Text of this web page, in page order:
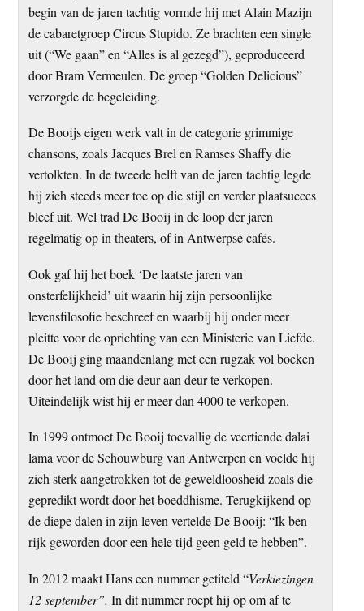
begin van de jaren tachtig vormde hij met Alain Mazijn
de cabaretgroep Circus Stupido. Ze brachten een single
uit (“We gaan” en “Alles is al gezegd”), geproduceerd
door Bram Vermeulen. De groep “Golden Delicious”
verzorgde de begeleiding.
De Booijs eigen werk valt in de categorie grimmige
chansons, zoals Jacques Brel en Ramses Shaffy die
vertolkten. In de tweede helft van de jaren tachtig legde
hij zich steeds meer toe op die stijl en verder plaatsucces
bleef uit. Wel trad De Booij in de loop der jaren
regelmatig op in theaters, of in Antwerpse cafés.
Ook gaf hij het boek ‘De laatste jaren van
onsterfelijkheid’ uit waarin hij zijn persoonlijke
levensfilosofie beschreef en waarbij hij onder meer
pleitte voor de oprichting van een Ministerie van Liefde.
De Booij ging maandenlang met een rugzak vol boeken
door het land om die deur aan deur te verkopen.
Uiteindelijk wist hij er meer dan 4000 te verkopen.
In 1999 ontmoet De Booij toevallig de veertiende dalai
lama voor de Schouwburg van Antwerpen en voelde hij
zich sterk aangetrokken tot de geweldloosheid zoals die
gepredikt wordt door het boeddhisme. Terugkijkend op
de diepe dalen in zijn leven vertelde De Booij: “Ik ben
rijk geworden door een hele tijd geen geld te hebben”.
In 2012 maakt Hans een nummer getiteld “Verkiezingen
12 september”. In dit nummer roept hij op om af te